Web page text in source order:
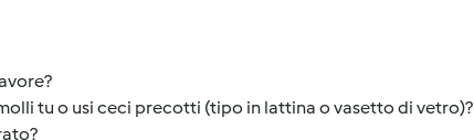
tu o usi ceci precotti (tipo in lattina o vasetto di vetro)?